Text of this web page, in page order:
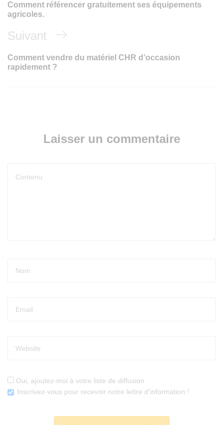
Comment référencer gratuitement ses équipements
agricoles.
Suivant
Comment vendre du matériel CHR d’occasion
rapidement ?
Laisser un commentaire
Oui, ajoutez-moi à votre liste de diffusion
Inscrivez-vous pour recevoir notre lettre d'information !